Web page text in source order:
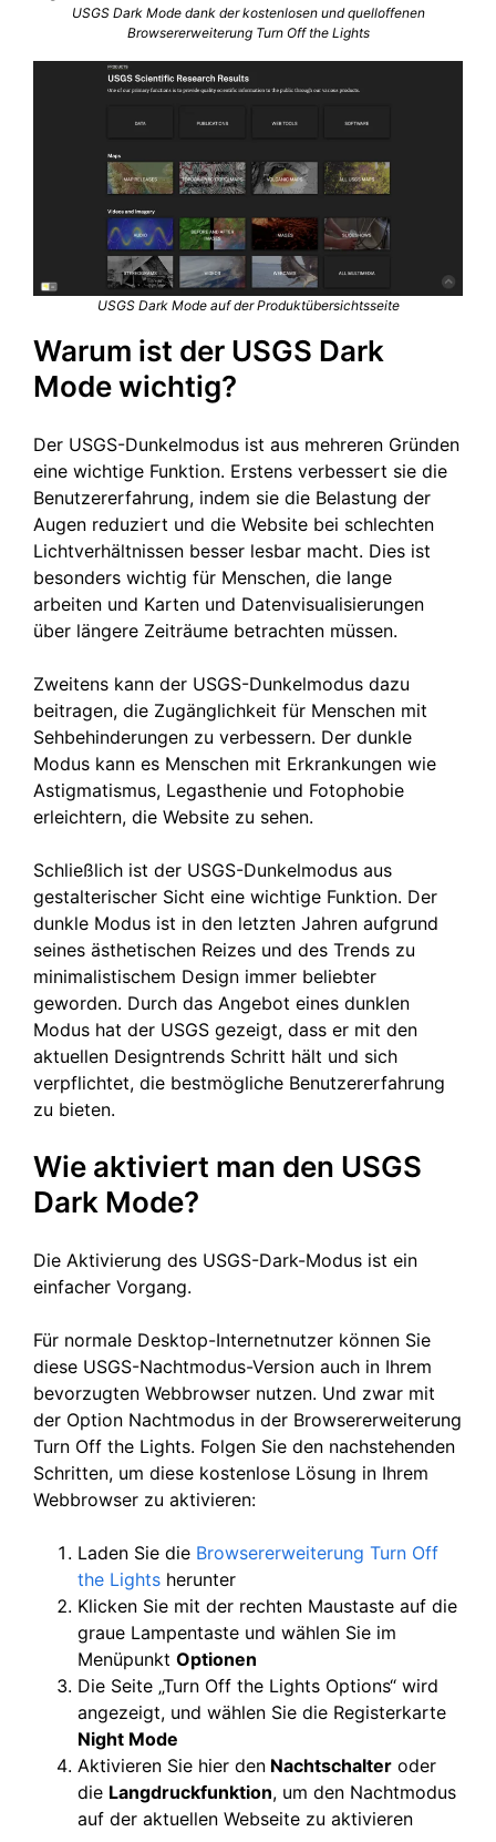
USGS Dark Mode dank der kostenlosen und quelloffenen
Browsererweiterung Turn Off the Lights
USGS Dark Mode auf der Produktübersichtsseite
Warum ist der USGS Dark
Mode wichtig?
Der USGS-Dunkelmodus ist aus mehreren Gründen
eine wichtige Funktion. Erstens verbessert sie die
Benutzererfahrung, indem sie die Belastung der
Augen reduziert und die Website bei schlechten
Lichtverhältnissen besser lesbar macht. Dies ist
besonders wichtig für Menschen, die lange
arbeiten und Karten und Datenvisualisierungen
über längere Zeiträume betrachten müssen.
Zweitens kann der USGS-Dunkelmodus dazu
beitragen, die Zugänglichkeit für Menschen mit
Sehbehinderungen zu verbessern. Der dunkle
Modus kann es Menschen mit Erkrankungen wie
Astigmatismus, Legasthenie und Fotophobie
erleichtern, die Website zu sehen.
Schließlich ist der USGS-Dunkelmodus aus
gestalterischer Sicht eine wichtige Funktion. Der
dunkle Modus ist in den letzten Jahren aufgrund
seines ästhetischen Reizes und des Trends zu
minimalistischem Design immer beliebter
geworden. Durch das Angebot eines dunklen
Modus hat der USGS gezeigt, dass er mit den
aktuellen Designtrends Schritt hält und sich
verpflichtet, die bestmögliche Benutzererfahrung
zu bieten.
Wie aktiviert man den USGS
Dark Mode?
Die Aktivierung des USGS-Dark-Modus ist ein
einfacher Vorgang.
Für normale Desktop-Internetnutzer können Sie
diese USGS-Nachtmodus-Version auch in Ihrem
bevorzugten Webbrowser nutzen. Und zwar mit
der Option Nachtmodus in der Browsererweiterung
Turn Off the Lights. Folgen Sie den nachstehenden
Schritten, um diese kostenlose Lösung in Ihrem
Webbrowser zu aktivieren:
Laden Sie die Browsererweiterung Turn Off
the Lights herunter
Klicken Sie mit der rechten Maustaste auf die
graue Lampentaste und wählen Sie im
Menüpunkt Optionen
Die Seite „Turn Off the Lights Options“ wird
angezeigt, und wählen Sie die Registerkarte
Night Mode
Aktivieren Sie hier den Nachtschalter oder
die Langdruckfunktion, um den Nachtmodus
auf der aktuellen Webseite zu aktivieren